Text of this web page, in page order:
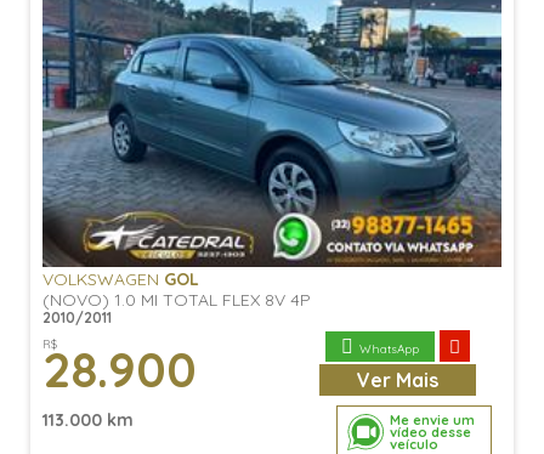
Me envie um
vídeo desse
veículo
VOLKSWAGEN GOL
(NOVO) 1.0 MI TOTAL FLEX 8V 4P
2010/2011
R$
28.900 WhatsApp
Ver Mais
113.000 km